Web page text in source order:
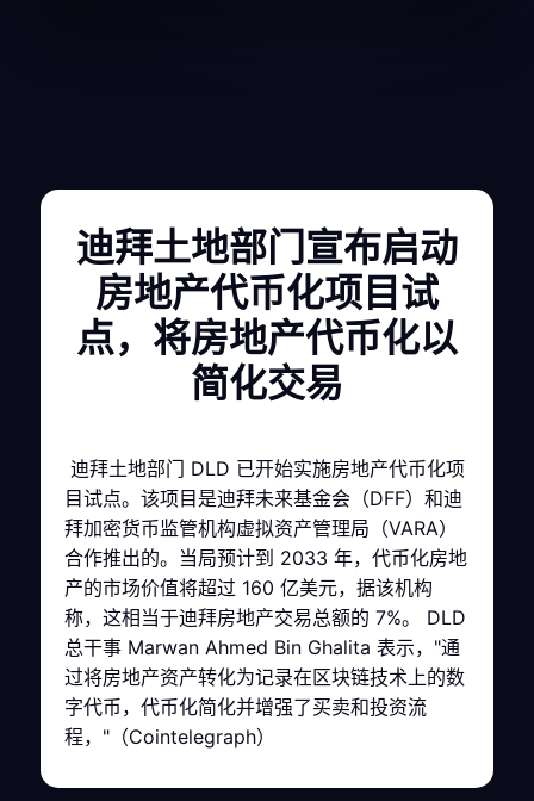
迪拜土地部门宣布启动
房地产代币化项目试
点，将房地产代币化以
简化交易
迪拜土地部门 DLD 已开始实施房地产代币化项
目试点。该项目是迪拜未来基金会（DFF）和迪
拜加密货币监管机构虚拟资产管理局（VARA）
合作推出的。当局预计到 2033 年，代币化房地
产的市场价值将超过 160 亿美元，据该机构
称，这相当于迪拜房地产交易总额的 7%。 DLD
总干事 Marwan Ahmed Bin Ghalita 表示，"通
过将房地产资产转化为记录在区块链技术上的数
字代币，代币化简化并增强了买卖和投资流
程，"（Cointelegraph）